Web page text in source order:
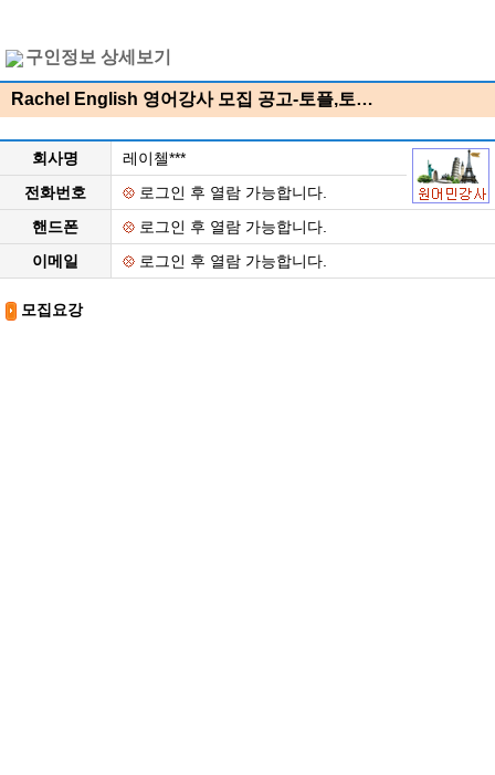
구인정보 상세보기
Rachel English 영어강사 모집 공고-토플,토…
회사명
레이첼***
전화번호
로그인 후 열람 가능합니다.
핸드폰
로그인 후 열람 가능합니다.
이메일
로그인 후 열람 가능합니다.
모집요강